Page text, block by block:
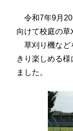
令和7年9月20
向けて校庭の草
草刈り機など
きり楽しめる
ました。